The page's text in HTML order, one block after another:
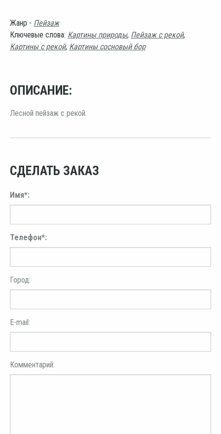
Жанр - Пейзаж
Ключевые слова: Картины природы, Пейзаж с рекой,
Картины с рекой, Картины сосновый бор
ОПИСАНИЕ:
Лесной пейзаж с рекой.
СДЕЛАТЬ ЗАКАЗ
Имя*:
Телефон*:
Город:
E-mail:
Комментарий: